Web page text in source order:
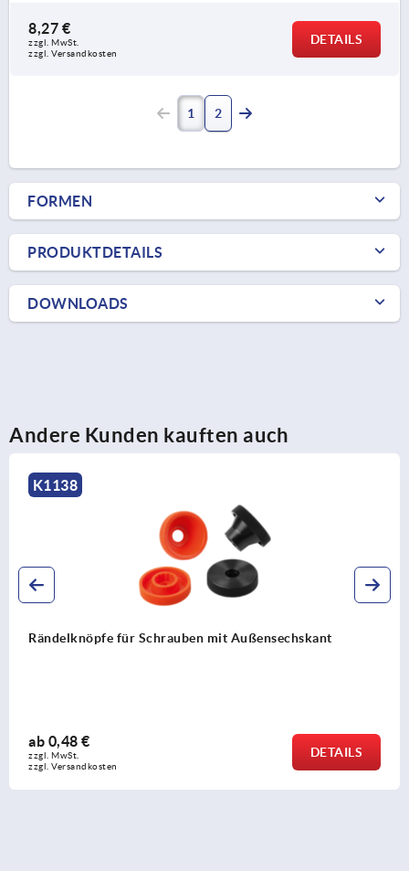
8,27 €
zzgl. MwSt.
zzgl. Versandkosten
DETAILS
1 2
FORMEN
PRODUKTDETAILS
DOWNLOADS
Andere Kunden kauften auch
K1138
Rändelknöpfe für Schrauben mit Außensechskant
ab 0,48 €
zzgl. MwSt.
zzgl. Versandkosten
DETAILS